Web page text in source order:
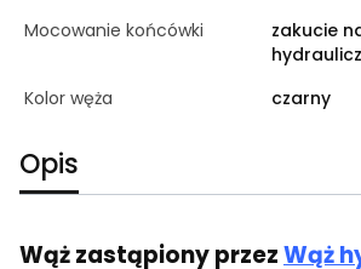
Mocowanie końcówki
zakucie
Kolor węża
czarny
Opis
Wąż zastąpiony przezWąż